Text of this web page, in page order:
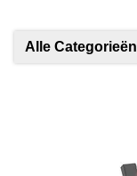
Alle Categorieën